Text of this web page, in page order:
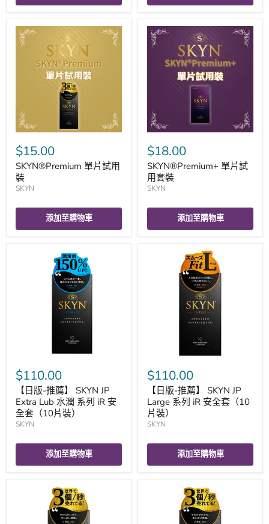
$15.00
SKYN®Premium 單片試用
裝
SKYN
添加至購物車
$18.00
SKYN®Premium+ 單片試
用套裝
SKYN
添加至購物車
$110.00
【日版-推薦】 SKYN JP
Extra Lub 水潤 系列 iR 安
全套（10片裝）
SKYN
添加至購物車
$110.00
【日版-推薦】 SKYN JP
Large 系列 iR 安全套（10
片裝）
SKYN
添加至購物車